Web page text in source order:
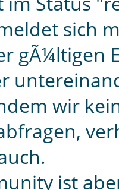
sich
gÃ¼ltigen
wir
ist